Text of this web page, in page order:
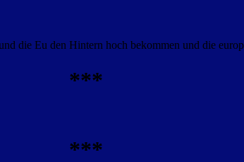
die Eu den Hintern hoch bekommen und die
***
***